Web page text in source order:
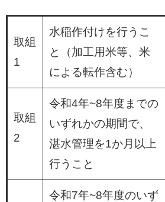
取組
1
水稲作付けを行うこ
と（加工用米等、米
による転作含む）
取組
2
令和4年~8年度までの
いずれかの期間で、
湛水管理を1か月以上
行うこと
令和7年~8年度のいず